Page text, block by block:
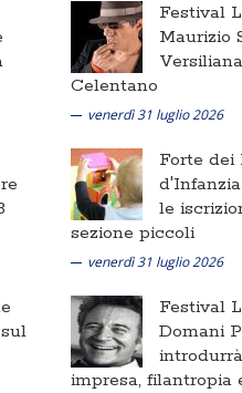
Festival
Maurizio
Celentano
venerdì 31 luglio 2026
Forte dei
le
sezione piccoli
venerdì 31 luglio 2026
Festival
Domani
impresa, filantropia